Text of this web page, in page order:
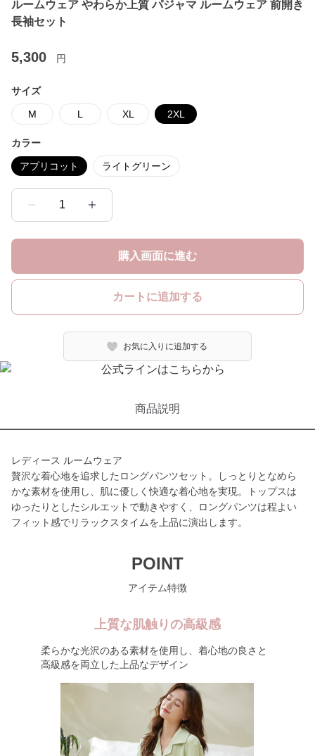
ルームウェア やわらか上質 パジャマ ルームウェア 前開き
長袖セット
5,300 円
サイズ
M L XL 2XL
カラー
アプリコット ライトグリーン
1
購入画面に進む
カートに追加する
お気に入りに追加する
商品説明
レディース ルームウェア
贅沢な着心地を追求したロングパンツセット。しっとりとなめら
かな素材を使用し、肌に優しく快適な着心地を実現。トップスは
ゆったりとしたシルエットで動きやすく、ロングパンツは程よい
フィット感でリラックスタイムを上品に演出します。
POINT
アイテム特徴
上質な肌触りの高級感
柔らかな光沢のある素材を使用し、着心地の良さと
高級感を両立した上品なデザイン